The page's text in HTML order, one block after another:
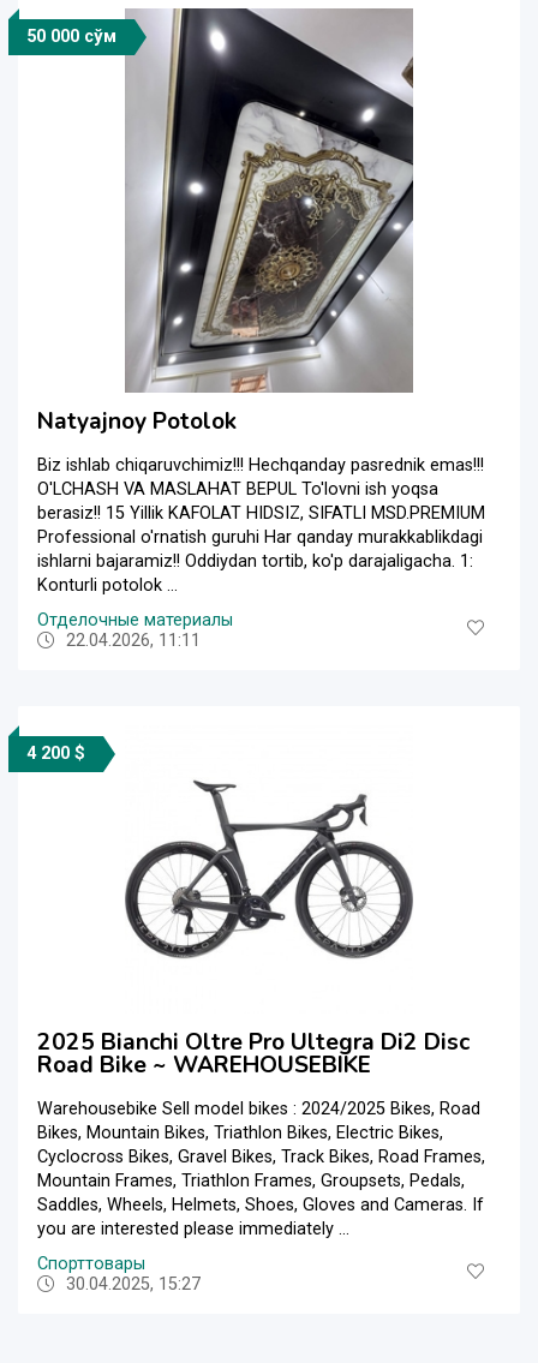
50 000 сўм
Natyajnoy Potolok
Biz ishlab chiqaruvchimiz!!! Hechqanday pasrednik emas!!!
O'LCHASH VA MASLAHAT BEPUL To'lovni ish yoqsa
berasiz!! 15 Yillik KAFOLAT HIDSIZ, SIFATLI MSD.PREMIUM
Professional o'rnatish guruhi Har qanday murakkablikdagi
ishlarni bajaramiz!! Oddiydan tortib, ko'p darajaligacha. 1:
Konturli potolok ...
Отделочные материалы
22.04.2026, 11:11
4 200 $
2025 Bianchi Oltre Pro Ultegra Di2 Disc
Road Bike ~ WAREHOUSEBIKE
Warehousebike Sell model bikes : 2024/2025 Bikes, Road
Bikes, Mountain Bikes, Triathlon Bikes, Electric Bikes,
Cyclocross Bikes, Gravel Bikes, Track Bikes, Road Frames,
Mountain Frames, Triathlon Frames, Groupsets, Pedals,
Saddles, Wheels, Helmets, Shoes, Gloves and Cameras. If
you are interested please immediately ...
Спорттовары
30.04.2025, 15:27